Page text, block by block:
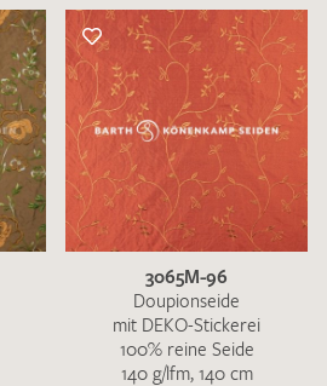
3065M-96
Doupionseide
mit DEKO-Stickerei
100% reine Seide
140 g/lfm, 140 cm